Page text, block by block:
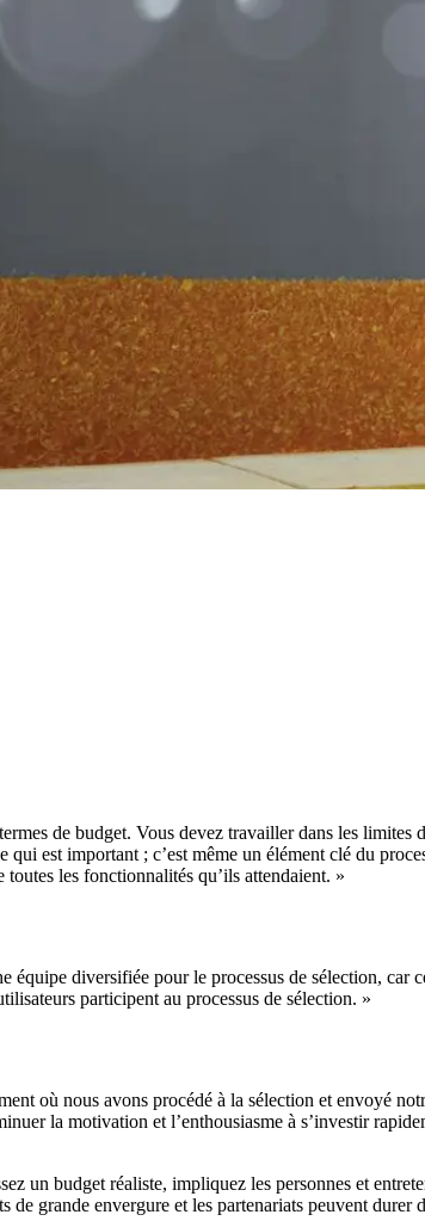
de budget. Vous devez travailler dans les
qui est important ; c’est même un élément clé du
les fonctionnalités qu’ils attendaient. »
équipe diversifiée pour le processus de sélection,
participent au processus de sélection. »
où nous avons procédé à la sélection et envoyé
la motivation et l’enthousiasme à s’investir
un budget réaliste, impliquez les personnes et
de grande envergure et les partenariats peuvent durer